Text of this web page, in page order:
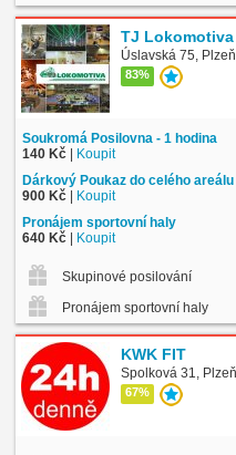
TJ Lokomotiva
Úslavská 75, Plzeň
83%
Soukromá Posilovna - 1 hodina
140 Kč | Koupit
Dárkový Poukaz do celého
900 Kč | Koupit
Pronájem sportovní haly
640 Kč | Koupit
Skupinové posilování
Pronájem sportovní haly
KWK FIT
Spolková 31, Plzeň
67%